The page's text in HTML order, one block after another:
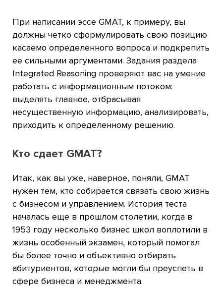
При написании эссе GMAT, к примеру, вы
должны четко сформулировать свою позицию
касаемо определенного вопроса и подкрепить
ее сильными аргументами. Задания раздела
Integrated Reasoning проверяют вас на умение
работать с информационным потоком:
выделять главное, отбрасывая
несущественную информацию, анализировать,
приходить к определенному решению.
Кто сдает GMAT?
Итак, как вы уже, наверное, поняли, GMAT
нужен тем, кто собирается связать свою жизнь
с бизнесом и управлением. История теста
началась еще в прошлом столетии, когда в
1953 году несколько бизнес школ воплотили в
жизнь особенный экзамен, который помогал
бы более точно и объективно отбирать
абитуриентов, которые могли бы преуспеть в
сфере бизнеса и менеджмента.